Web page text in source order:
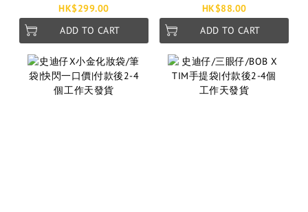
HK$299.00
ADD TO CART
HK$88.00
ADD TO CART